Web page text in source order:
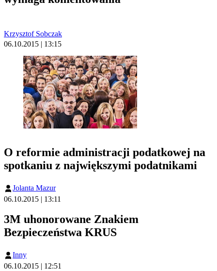
Krzysztof Sobczak
06.10.2015 | 13:15
O reformie administracji podatkowej na
spotkaniu z największymi podatnikami
Jolanta Mazur
06.10.2015 | 13:11
3M uhonorowane Znakiem
Bezpieczeństwa KRUS
Inny
06.10.2015 | 12:51